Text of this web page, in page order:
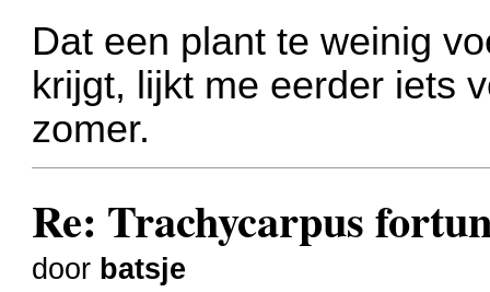
Dat een plant te weinig
krijgt, lijkt me eerder iets
zomer.
Re: Trachycarpus
door batsje